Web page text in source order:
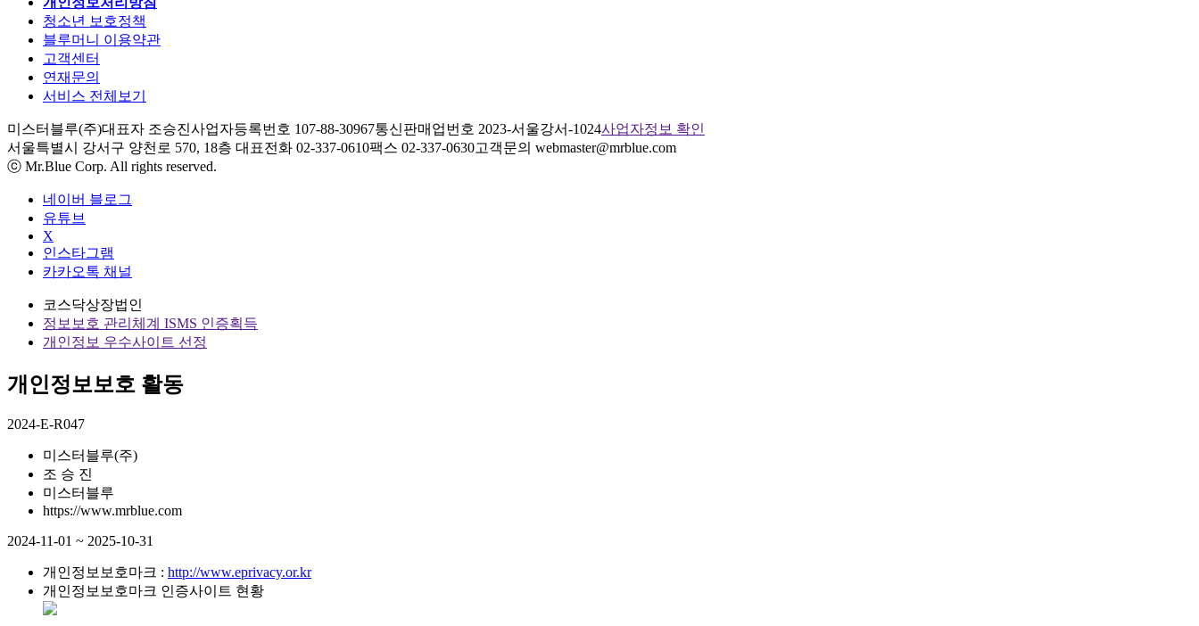
청소년 보호정책
블루머니 이용약관
고객센터
연재문의
서비스 전체보기
미스터블루(주)대표자 조승진사업자등록번호 107-88-30967통신판매업번호 2023-서울강서-1024사업자정보 확인
서울특별시 강서구 양천로 570, 18층 대표전화 02-337-0610팩스 02-337-0630고객문의 webmaster@mrblue.com
ⓒ Mr.Blue Corp. All rights reserved.
네이버 블로그
유튜브
X
인스타그램
카카오톡 채널
코스닥상장법인
정보보호 관리체계 ISMS 인증획득
개인정보 우수사이트 선정
개인정보보호 활동
2024-E-R047
미스터블루(주)
조 승 진
미스터블루
https://www.mrblue.com
2024-11-01 ~ 2025-10-31
개인정보보호마크 : http://www.eprivacy.or.kr
개인정보보호마크 인증사이트 현황